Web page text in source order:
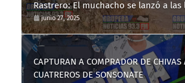
Rastrero: El muchacho se lanzó a las
junio 27, 2025
CAPTURAN A COMPRADOR DE CHIVAS
CUATREROS DE SONSONATE